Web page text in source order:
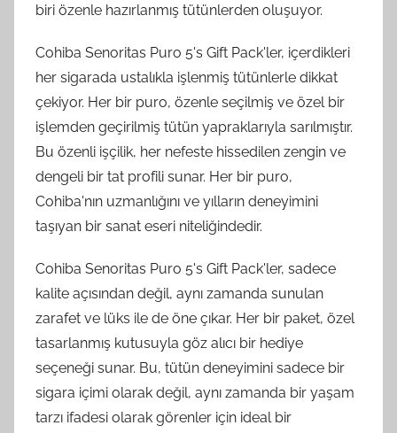
biri özenle hazırlanmış tütünlerden oluşuyor.
Cohiba Senoritas Puro 5's Gift Pack'ler, içerdikleri
her sigarada ustalıkla işlenmiş tütünlerle dikkat
çekiyor. Her bir puro, özenle seçilmiş ve özel bir
işlemden geçirilmiş tütün yapraklarıyla sarılmıştır.
Bu özenli işçilik, her nefeste hissedilen zengin ve
dengeli bir tat profili sunar. Her bir puro,
Cohiba'nın uzmanlığını ve yılların deneyimini
taşıyan bir sanat eseri niteliğindedir.
Cohiba Senoritas Puro 5's Gift Pack'ler, sadece
kalite açısından değil, aynı zamanda sunulan
zarafet ve lüks ile de öne çıkar. Her bir paket, özel
tasarlanmış kutusuyla göz alıcı bir hediye
seçeneği sunar. Bu, tütün deneyimini sadece bir
sigara içimi olarak değil, aynı zamanda bir yaşam
tarzı ifadesi olarak görenler için ideal bir